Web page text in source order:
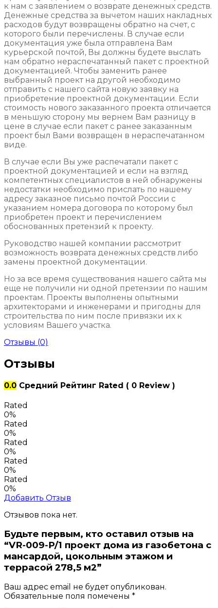
к нам с заявлением о возврате денежных средств.
Денежные средства за вычетом наших накладных
расходов будут возвращены обратно на счет, с
которого были перечислены. В случае если
документация уже была отправлена Вам
курьерской почтой, Вы должны будете выслать
нам обратно нераспечатанный пакет с проектной
документацией. Чтобы заменить ранее
выбранный проект на другой необходимо
отправить с нашего сайта новую заявку на
приобретение проектной документации. Если
стоимость нового заказанного проекта отличается
в меньшую сторону мы вернем Вам разницу в
цене в случае если пакет с ранее заказанным
проект был Вами возвращен в нераспечатанном
виде.
В случае если Вы уже распечатали пакет с
проектной документацией и если на взгляд
компетентных специалистов в ней обнаружены
недостатки необходимо прислать по нашему
адресу заказное письмо почтой России с
указанием номера договора по которому был
приобретен проект и перечислением
обоснованных претензий к проекту.
Руководство нашей компании рассмотрит
возможность возврата денежных средств либо
замены проектной документации.
Но за все время существования нашего сайта мы
еще не получили ни одной претензии по нашим
проектам. Проекты выполнены опытными
архитекторами и инженерами и пригодны для
строительства по ним после привязки их к
условиям Вашего участка.
Отзывы (0)
Отзывы
0.0 Средний Рейтинг Rated ( 0 Review )
Rated
0%
Rated
0%
Rated
0%
Rated
0%
Rated
0%
Добавить Отзыв
Отзывов пока нет.
Будьте первым, кто оставил отзыв на
“VR-009-P/1 проект дома из газобетона с
мансардой, цокольным этажом и
террасой 278,5 м2”
Ваш адрес email не будет опубликован.
Обязательные поля помечены *